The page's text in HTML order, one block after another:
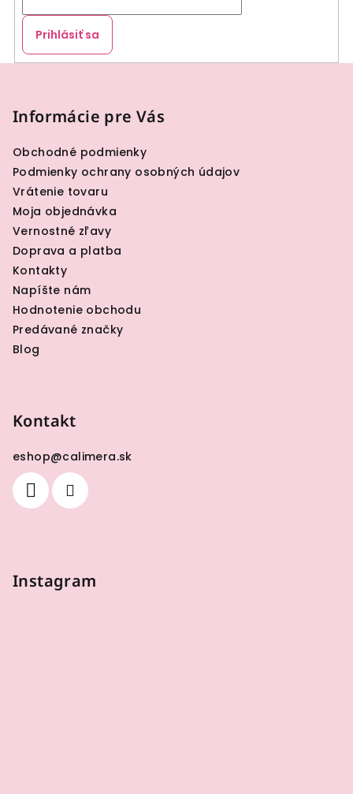
Prihlásiť sa
Informácie pre Vás
Obchodné podmienky
Podmienky ochrany osobných údajov
Vrátenie tovaru
Moja objednávka
Vernostné zľavy
Doprava a platba
Kontakty
Napíšte nám
Hodnotenie obchodu
Predávané značky
Blog
Kontakt
eshop@calimera.sk
Instagram